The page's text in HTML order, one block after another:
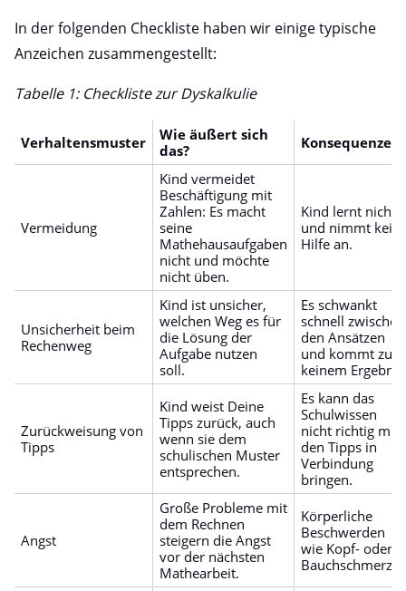
In der folgenden Checkliste haben wir einige typische
Anzeichen zusammengestellt:
Tabelle 1: Checkliste zur Dyskalkulie
Verhaltensmuster
Wie äußert sich
das?
Konsequenzen
Vermeidung
Kind vermeidet
Beschäftigung mit
Zahlen: Es macht
seine
Mathehausaufgaben
nicht und möchte
nicht üben.
Kind lernt nichts
und nimmt
Hilfe an.
Unsicherheit beim
Rechenweg
Kind ist unsicher,
welchen Weg es für
die Lösung der
Aufgabe nutzen
soll.
Es schwankt
schnell zwischen
den Ansätzen
und kommt zu
keinem
Zurückweisung von
Tipps
Kind weist Deine
Tipps zurück, auch
wenn sie dem
schulischen Muster
entsprechen.
Es kann das
Schulwissen
nicht richtig mit
den Tipps in
Verbindung
bringen.
Angst
Große Probleme mit
dem Rechnen
steigern die Angst
vor der nächsten
Mathearbeit.
Körperliche
Beschwerden
wie Kopf- oder